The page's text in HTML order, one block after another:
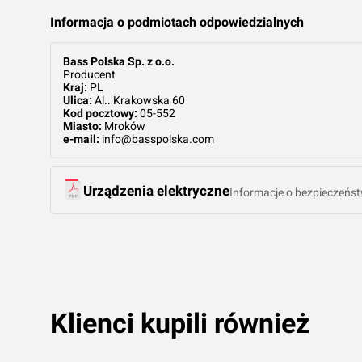
Informacja o podmiotach odpowiedzialnych
Bass Polska Sp. z o.o.
Producent
Kraj: PL
Ulica: Al.. Krakowska 60
Kod pocztowy: 05-552
Miasto: Mroków
e-mail: info@basspolska.com
Urządzenia elektryczneInformacje o
Klienci kupili również